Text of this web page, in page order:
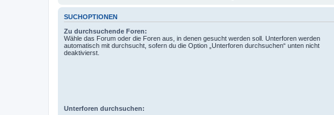
SUCHOPTIONEN
Zu durchsuchende Foren:
Wähle das Forum oder die Foren aus, in denen gesucht werden soll. Unterforen werden
automatisch mit durchsucht, sofern du die Option „Unterforen durchsuchen“ unten nicht
deaktivierst.
Unterforen durchsuchen: